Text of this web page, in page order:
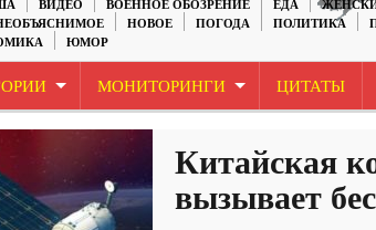
ВИДЕО ВОЕННОЕ ОБОЗРЕНИЕ ЕДА
НОВОЕ ПОГОДА ПОЛИТИКА
ЮМОР
МОНИТОРИНГИ ЦИТАТЫ
Китайская
вызывает